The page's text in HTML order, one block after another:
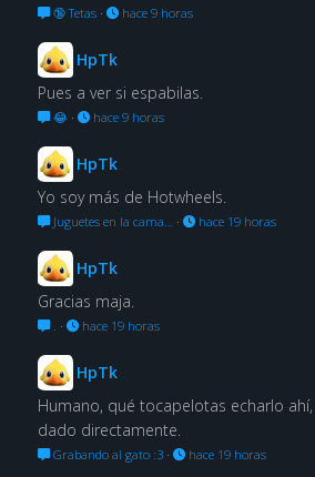
🔞 Tetas· hace 9 horas
HpTk
Pues a ver si espabilas.
😂· hace 9 horas
HpTk
Yo soy más de Hotwheels.
Juguetes en la cama… · hace 19 horas
HpTk
Gracias maja.
. · hace 19 horas
HpTk
Humano, qué tocapelotas echarlo
dado directamente.
Grabando al gato :3· hace 19 horas